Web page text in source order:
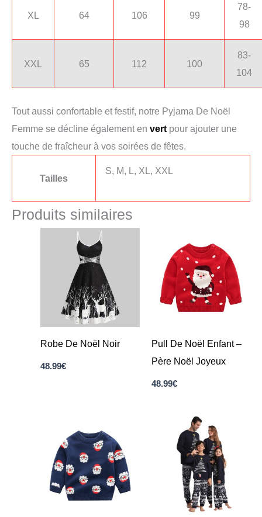
XL 64 106 99
78-
98
XXL 65 112 100
83-
104
Tout aussi confortable et festif, notre Pyjama De Noël
Femme se décline également en vert pour ajouter une
touche de fraîcheur à vos soirées de fêtes.
Tailles
S, M, L, XL, XXL
Produits similaires
Robe De Noël Noir
48.99€
Pull De Noël Enfant –
Père Noël Joyeux
48.99€